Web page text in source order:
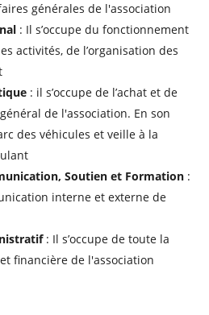
générales de l'association
: Il s’occupe du fonctionnement
activités, de l’organisation des
: il s’occupe de l’achat et de
de l'association. En son
des véhicules et veille à la
Soutien et Formation :
interne et externe de
: Il s’occupe de toute la
financière de l'association